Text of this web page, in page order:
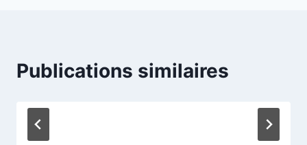
Publications similaires